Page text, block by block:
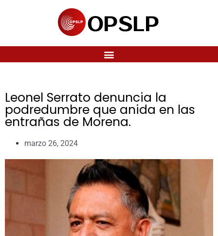
Leonel Serrato denuncia la
podredumbre que anida en las
entrañas de Morena.
marzo 26, 2024